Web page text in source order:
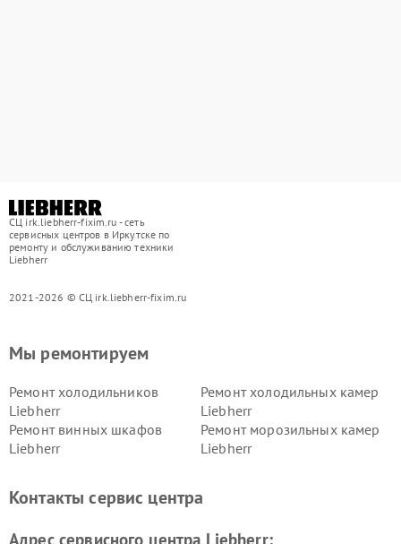
СЦ irk.liebherr-fixim.ru - сеть
сервисных центров в Иркутске по
ремонту и обслуживанию техники
Liebherr
2021-2026 © СЦ irk.liebherr-fixim.ru
Мы ремонтируем
Ремонт холодильников
Liebherr
Ремонт холодильных камер
Liebherr
Ремонт винных шкафов
Liebherr
Ремонт морозильных камер
Liebherr
Контакты сервис центра